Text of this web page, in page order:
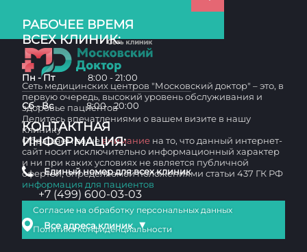
РАБОЧЕЕ ВРЕМЯ
ВСЕХ КЛИНИК:
Пн - Пт 8:00 - 21:00
Сб - Вс 8:00 - 20:00
КОНТАКТНАЯ
ИНФОРМАЦИЯ:
Единый номер для всех клиник
+7 (499) 600-03-03
Все адреса клиник ▼
Сеть медицинских центров "Московский доктор" – это, в
первую очередь, высокий уровень обслуживания и
здоровье пациентов
Делитесь впечатлениями о вашем визите в нашу
клинику
Обращаем вашевнимание на то, что данный интернет-
сайт носит исключительно информационный характер
и ни при каких условиях не является публичной
офертой, определяемой положениями статьи 437 ГК РФ
информация для пациентов
Согласие на обработку персональных данных
Политика конфиденциальности